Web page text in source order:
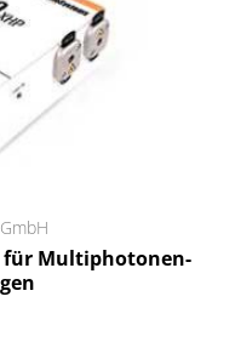
für Multiphotonen-